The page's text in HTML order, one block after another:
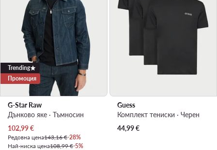
Trending
Промоция
G-Star Raw
Дънково яке · Тъмносин
Актуална цена
102,99€
Редовна цена143,16 €-28%
Най-ниска цена108,99 €-5%
Guess
Комплект тениски · Черен
44,99€